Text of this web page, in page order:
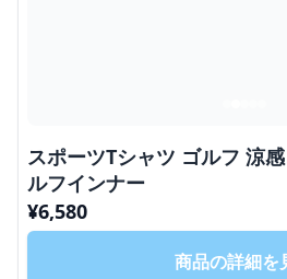
スポーツTシャツ ゴルフ 涼
ルフインナー
¥6,580
商品の詳細を